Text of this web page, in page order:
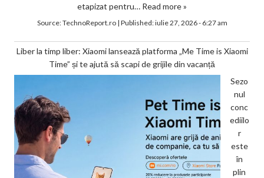
etapizat pentru… Read more »
Source:TechnoReport.ro| Published:iulie 27, 2026 - 6:27 am
Liber la timp liber: Xiaomi lansează platforma „Me Time is Xiaomi
Time” și te ajută să scapi de grijile din vacanță
Sezo
nul
conc
ediilo
r
este
în
plin